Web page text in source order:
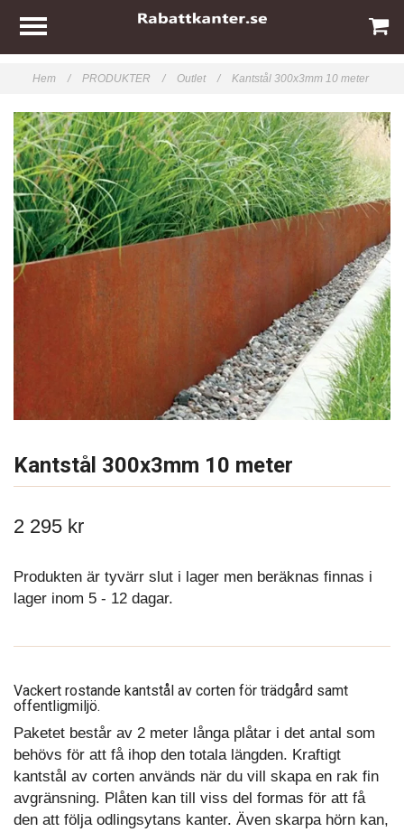
Hem / PRODUKTER / Outlet / Kantstål 300x3mm 10 meter
Kantstål 300x3mm 10 meter
2 295 kr
Produkten är tyvärr slut i lager men beräknas finnas i
lager inom 5 - 12 dagar.
Vackert rostande kantstål av corten för trädgård samt
offentligmiljö.
Paketet består av 2 meter långa plåtar i det antal som
behövs för att få ihop den totala längden. Kraftigt
kantstål av corten används när du vill skapa en rak fin
avgränsning. Plåten kan till viss del formas för att få
den att följa odlingsytans kanter. Även skarpa hörn kan,